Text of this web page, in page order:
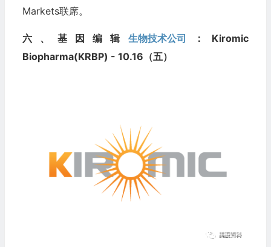
Markets联席。
六、基因编辑 生物技术公司
：Kiromic
Biopharma(KRBP) - 10.16（五）